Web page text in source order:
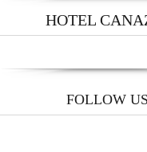
HOTEL
FOLLOW US